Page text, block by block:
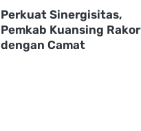
Perkuat Sinergisitas,
Pemkab Kuansing Rakor
dengan Camat